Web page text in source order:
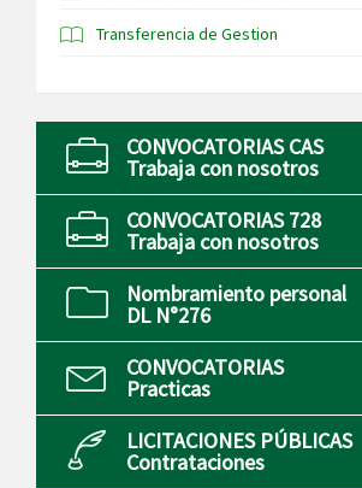
Transferencia de Gestion
CONVOCATORIAS CAS
Trabaja con nosotros
CONVOCATORIAS 728
Trabaja con nosotros
Nombramiento personal
DL N°276
CONVOCATORIAS
Practicas
LICITACIONES PÚBLICAS
Contrataciones